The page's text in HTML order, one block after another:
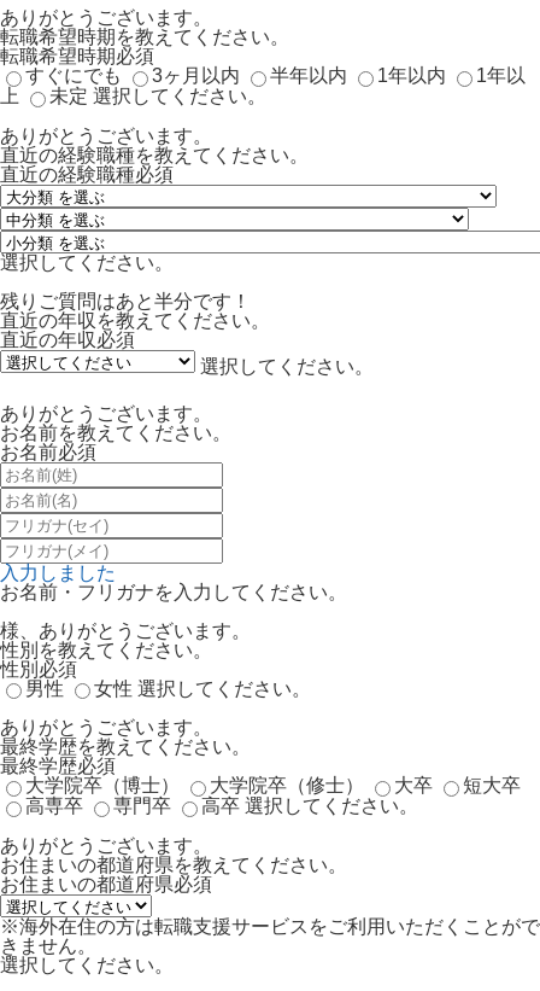
ありがとうございます。
転職希望時期を教えてください。
転職希望時期必須
すぐにでも
3ヶ月以内 半年以内 1年以内
1年以
上
未定 選択してください。
ありがとうございます。
直近の経験職種を教えてください。
直近の経験職種必須
選択してください。
残りご質問はあと半分です！
直近の年収を教えてください。
直近の年収必須
選択してください。
ありがとうございます。
お名前を教えてください。
お名前必須
入力しました
お名前・フリガナを入力してください。
様、ありがとうございます。
性別を教えてください。
性別 必須
男性
女性 選択してください。
ありがとうございます。
最終学歴を教えてください。
最終学歴必須
大学院卒（博士）
大学院卒（修士） 大卒
短大卒
高専卒
専門卒 高卒 選択してください。
ありがとうございます。
お住まいの都道府県を教えてください。
お住まいの都道府県必須
※海外在住の方は転職支援サービスをご利用いただくことがで
きません。
選択してください。